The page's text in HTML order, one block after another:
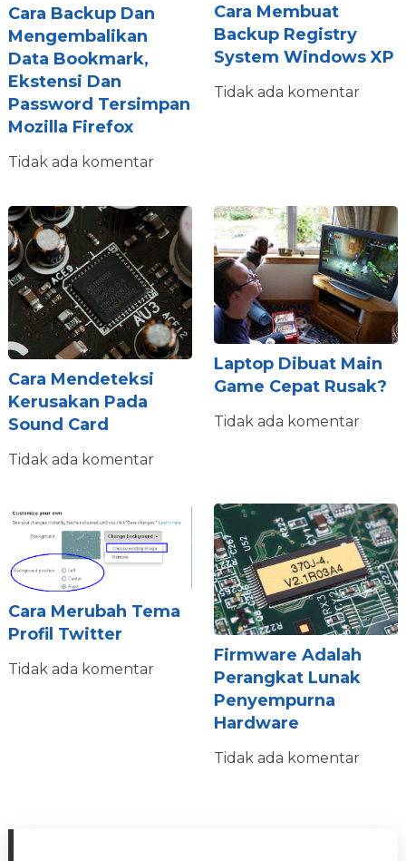
Cara Backup Dan
Mengembalikan
Data Bookmark,
Ekstensi Dan
Password Tersimpan
Mozilla Firefox
Tidak ada komentar
Cara Membuat
Backup Registry
System Windows XP
Tidak ada komentar
Cara Mendeteksi
Kerusakan Pada
Sound Card
Tidak ada komentar
Laptop Dibuat Main
Game Cepat Rusak?
Tidak ada komentar
Cara Merubah Tema
Profil Twitter
Tidak ada komentar
Firmware Adalah
Perangkat Lunak
Penyempurna
Hardware
Tidak ada komentar